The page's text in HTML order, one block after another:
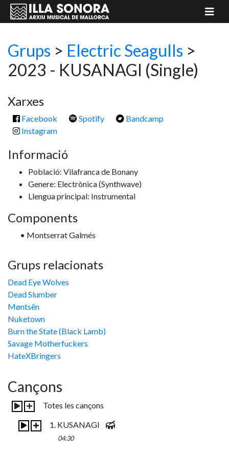
Grups > Electric Seagulls >
2023 - KUSANAGI (Single)
Xarxes
Facebook Spotify
Bandcamp
Instagram
Informació
Població: Vilafranca de Bonany
Genere: Electrònica(Synthwave)
Llengua principal: Instrumental
Components
• Montserrat Galmés
Grups relacionats
Dead Eye Wolves
Dead Slumber
Møntsën
Nuketown
Burn the State (Black Lamb)
Savage Motherfuckers
HateXBringers
Cançons
Totes les cançons
1. KUSANAGI
04:30